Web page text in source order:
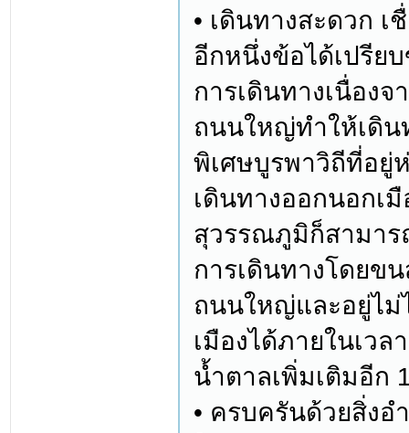
• เดินทางสะดวก
อีกหนึ่งข้อได้เปรีย
การเดินทางเนื่อง
ถนนใหญ่ทำให้เดิน
พิเศษบูรพาวิถีที่อยู่
เดินทางออกนอกเ
สุวรรณภูมิก็สามาร
การเดินทางโดยข
ถนนใหญ่และอยู่ไม่
เมืองได้ภายในเว
น้ำตาลเพิ่มเติมอีก
• ครบครันด้วยสิ่ง